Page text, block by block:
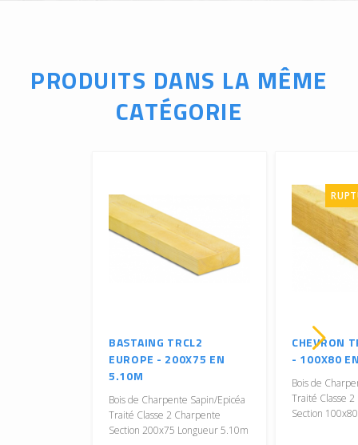
PRODUITS DANS LA MÊME
CATÉGORIE
BASTAING TRCL2
EUROPE - 200X75 EN
5.10M
Bois de Charpente Sapin/Epicéa
Traité Classe 2 Charpente
Section 200x75 Longueur 5.10m
CHEVRON
- 100X80
Bois de
Traité Classe
Section